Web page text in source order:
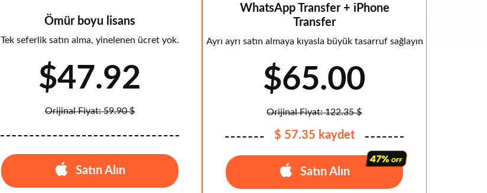
Ömür boyu lisans
Tek seferlik satın alma, yinelenen ücret yok.
$47.92
Orijinal Fiyat: 59.90 $
Satın Alın
WhatsApp Transfer + iPhone
Transfer
Ayrı ayrı satın almaya kıyasla büyük tasarruf sağlayın
$65.00
Orijinal Fiyat: 122.35 $
$ 57.35 kaydet
Satın Alın